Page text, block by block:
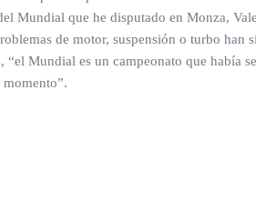
Mundial que he disputado en Monza,
de motor, suspensión o turbo han
Mundial es un campeonato que había